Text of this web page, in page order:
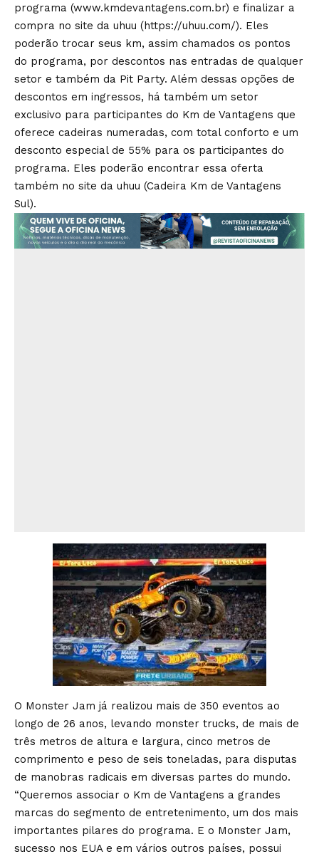
programa (www.kmdevantagens.com.br) e finalizar a
compra no site da uhuu (https://uhuu.com/). Eles
poderão trocar seus km, assim chamados os pontos
do programa, por descontos nas entradas de qualquer
setor e também da Pit Party. Além dessas opções de
descontos em ingressos, há também um setor
exclusivo para participantes do Km de Vantagens que
oferece cadeiras numeradas, com total conforto e um
desconto especial de 55% para os participantes do
programa. Eles poderão encontrar essa oferta
também no site da uhuu (Cadeira Km de Vantagens
Sul).
O Monster Jam já realizou mais de 350 eventos ao
longo de 26 anos, levando monster trucks, de mais de
três metros de altura e largura, cinco metros de
comprimento e peso de seis toneladas, para disputas
de manobras radicais em diversas partes do mundo.
“Queremos associar o Km de Vantagens a grandes
marcas do segmento de entretenimento, um dos mais
importantes pilares do programa. E o Monster Jam,
sucesso nos EUA e em vários outros países, possui